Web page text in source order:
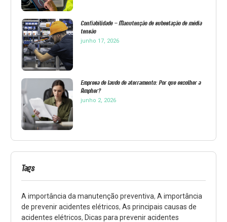
Confiabilidade – Manutenção de subestação de média
tensão
junho 17, 2026
Empresa de laudo de aterramento: Por que escolher a
Ampher?
junho 2, 2026
Tags
A importância da manutenção preventiva, A importância
de prevenir acidentes elétricos, As principais causas de
acidentes elétricos, Dicas para prevenir acidentes